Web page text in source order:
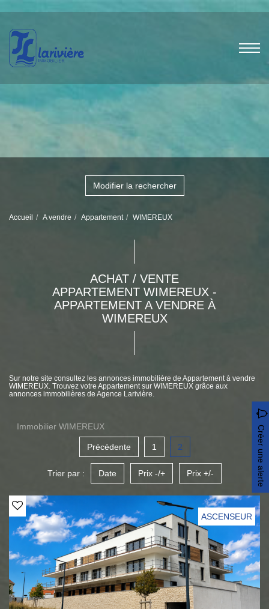
Modifier la rechercher
Accueil A vendre Appartement WIMEREUX
ACHAT / VENTE
APPARTEMENT WIMEREUX -
APPARTEMENT A VENDRE À
WIMEREUX
Sur notre site consultez les annonces immobilière de Appartement à vendre
WIMEREUX. Trouvez votre Appartement sur WIMEREUX grâce aux
annonces immobilières de Agence Larivière.
Immobilier WIMEREUX Créer une alerte
Précédente 1 2
Trier par : Date Prix -/+ Prix +/-
ASCENSEUR